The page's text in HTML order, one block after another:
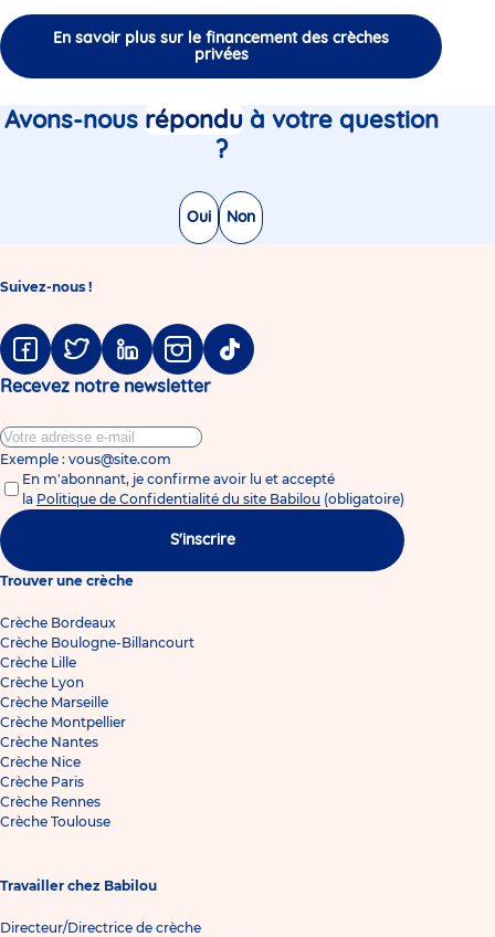
En savoir plus sur le financement des crèches
privées
Avons-nous réponduà votre question
?
Non
Oui
Suivez-nous !
Facebook
TwitterLinkedinInstagram
Tiktok
Recevez notre newsletter
Exemple : vous@site.com
En m'abonnant, je confirme avoir lu et accepté
la Politique de Confidentialité du site Babilou (obligatoire)
S'inscrire
Trouver une crèche
Crèche Bordeaux
Crèche Boulogne-Billancourt
Crèche Lille
Crèche Lyon
Crèche Marseille
Crèche Montpellier
Crèche Nantes
Crèche Nice
Crèche Paris
Crèche Rennes
Crèche Toulouse
Travailler chez Babilou
Directeur/Directrice de crèche